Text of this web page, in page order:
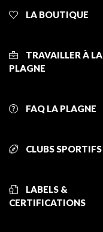
LA BOUTIQUE
TRAVAILLER À LA
PLAGNE
FAQ LA PLAGNE
CLUBS SPORTIFS
LABELS &
CERTIFICATIONS